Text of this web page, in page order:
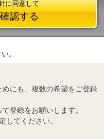
に同意して
認する
。
にも、複数の希望をご登録
登録をお願いします。
してください。